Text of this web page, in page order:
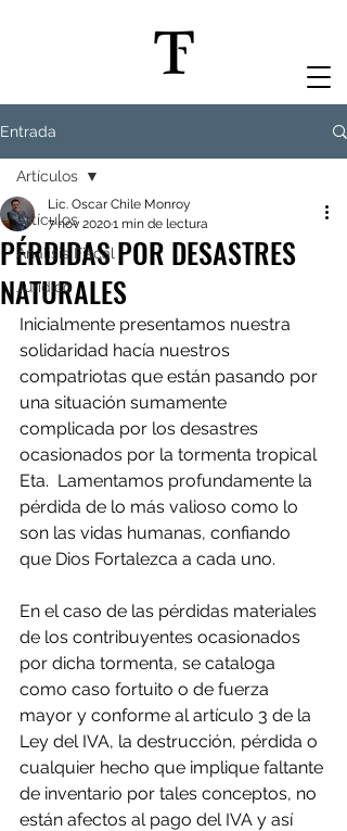
Entrada
Artículos
Análisis Fiscal
Jurídico
Artículos
PÉRDIDAS POR DESASTRES
NATURALES
Lic. Oscar Chile Monroy
7 nov 20201 min de lectura
Inicialmente presentamos nuestra
solidaridad hacía nuestros
compatriotas que están pasando por
una situación sumamente
complicada por los desastres
ocasionados por la tormenta tropical
Eta.  Lamentamos profundamente la
pérdida de lo más valioso como lo
son las vidas humanas, confiando
que Dios Fortalezca a cada uno.
En el caso de las pérdidas materiales
de los contribuyentes ocasionados
por dicha tormenta, se cataloga
como caso fortuito o de fuerza
mayor y conforme al artículo 3 de la
Ley del IVA, la destrucción, pérdida o
cualquier hecho que implique faltante
de inventario por tales conceptos, no
están afectos al pago del IVA y así